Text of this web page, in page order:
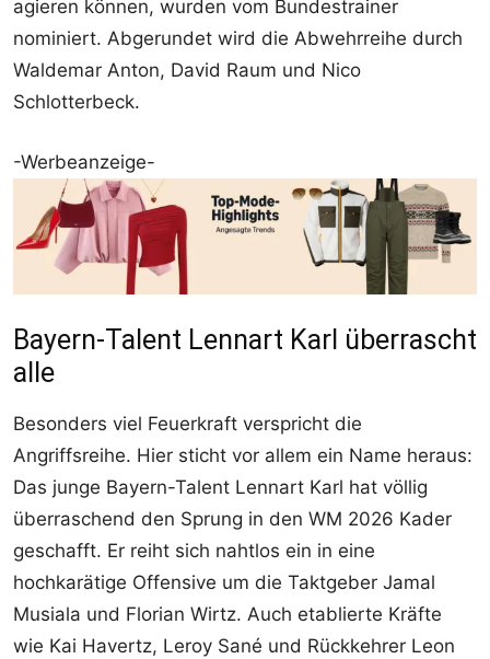
agieren können, wurden vom Bundestrainer
nominiert. Abgerundet wird die Abwehrreihe durch
Waldemar Anton, David Raum und Nico
Schlotterbeck.
-Werbeanzeige-
Bayern-Talent Lennart Karl überrascht
alle
Besonders viel Feuerkraft verspricht die
Angriffsreihe. Hier sticht vor allem ein Name heraus:
Das junge Bayern-Talent Lennart Karl hat völlig
überraschend den Sprung in den WM 2026 Kader
geschafft. Er reiht sich nahtlos ein in eine
hochkarätige Offensive um die Taktgeber Jamal
Musiala und Florian Wirtz. Auch etablierte Kräfte
wie Kai Havertz, Leroy Sané und Rückkehrer Leon